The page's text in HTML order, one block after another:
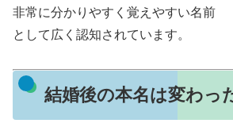
非常に分かりやすく覚えやすい名前
として広く認知されています。
結婚後の本名は変わっ